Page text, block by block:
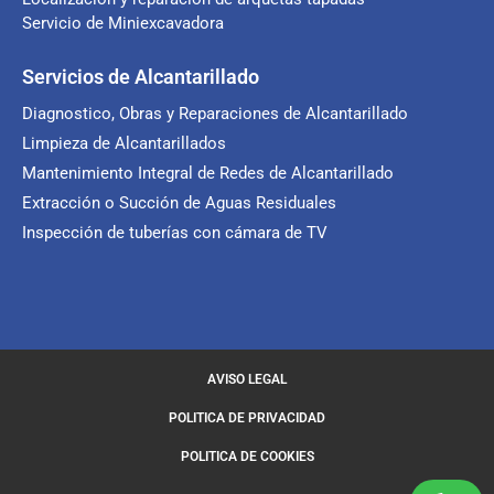
Servicio de Miniexcavadora
Servicios de Alcantarillado
Diagnostico, Obras y Reparaciones de Alcantarillado
Limpieza de Alcantarillados
Mantenimiento Integral de Redes de Alcantarillado
Extracción o Succión de Aguas Residuales
Inspección de tuberías con cámara de TV
AVISO LEGAL
POLITICA DE PRIVACIDAD
POLITICA DE COOKIES